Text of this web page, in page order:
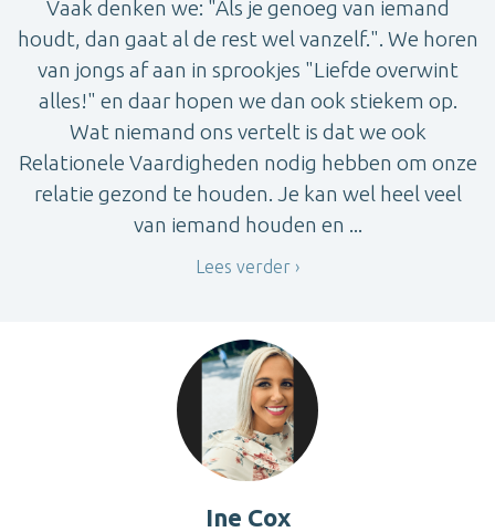
Vaak denken we: "Als je genoeg van iemand
houdt, dan gaat al de rest wel vanzelf.". We horen
van jongs af aan in sprookjes "Liefde overwint
alles!" en daar hopen we dan ook stiekem op.
Wat niemand ons vertelt is dat we ook
Relationele Vaardigheden nodig hebben om onze
relatie gezond te houden. Je kan wel heel veel
van iemand houden en ...
Lees verder
Ine Cox